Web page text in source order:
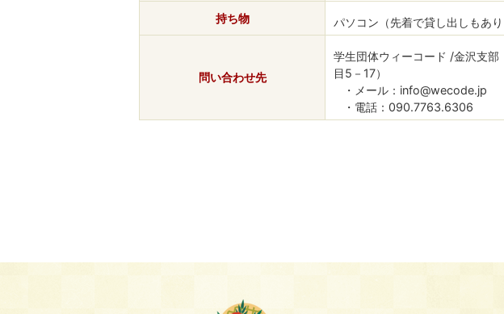
持ち物 パソコン（先着で貸し出しもあり
問い合わせ先
学生団体ウィーコード /金沢支
目5－17）
・メール：info@wecode.jp
・電話：090.7763.6306